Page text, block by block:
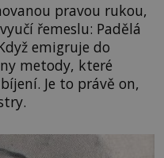
pravou rukou,
řemeslu: Padělá
emigruje do
metody, které
Je to právě on,